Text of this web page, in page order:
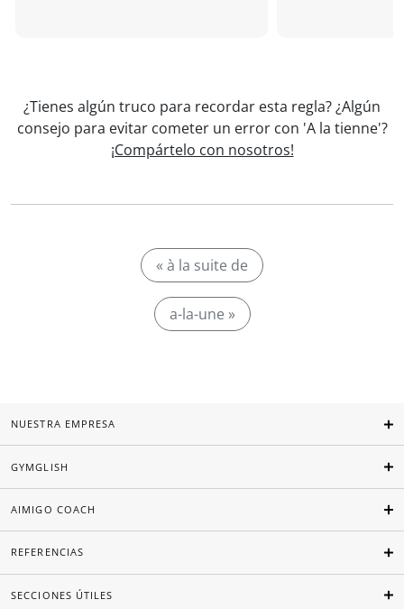
¿Tienes algún truco para recordar esta regla? ¿Algún
consejo para evitar cometer un error con 'A la tienne'?
¡Compártelo con nosotros!
« à la suite de
a-la-une »
NUESTRA EMPRESA
GYMGLISH
AIMIGO COACH
REFERENCIAS
SECCIONES ÚTILES